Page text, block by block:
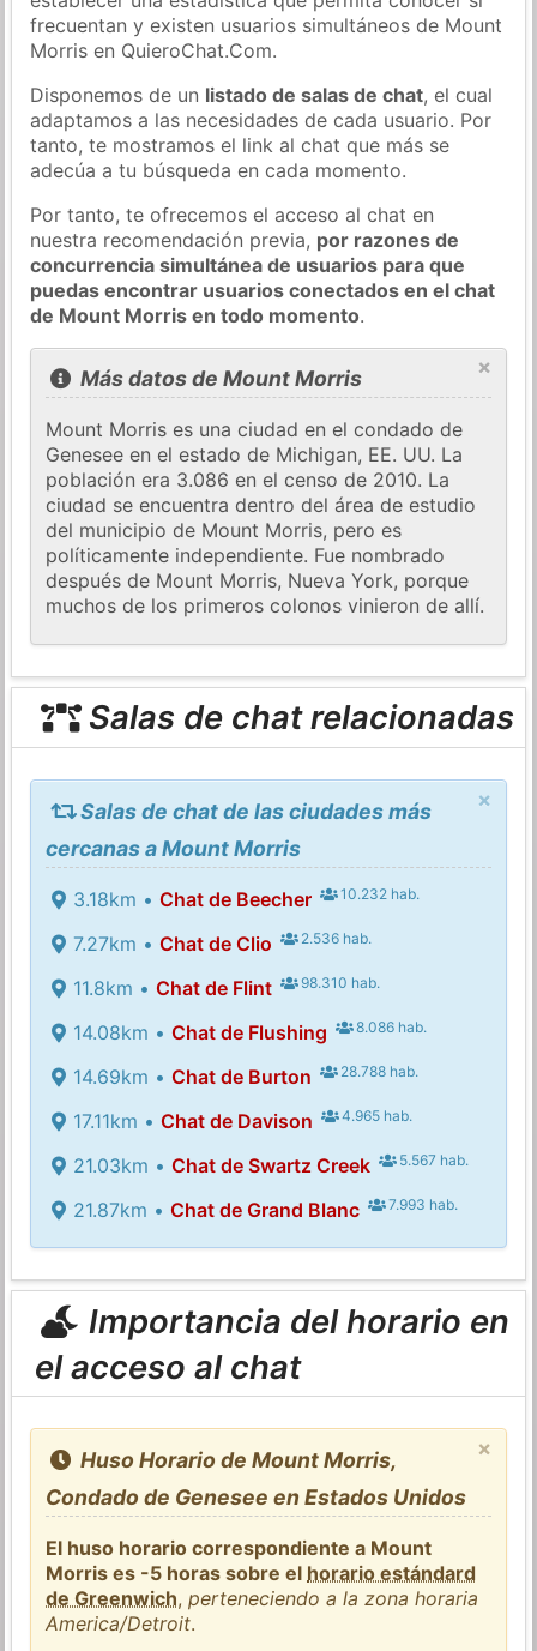
frecuentan y existen usuarios simultáneos de Mount
Morris en QuieroChat.Com.
Disponemos de un listado de salas de chat, el cual
adaptamos a las necesidades de cada usuario. Por
tanto, te mostramos el link al chat que más se
adecúa a tu búsqueda en cada momento.
Por tanto, te ofrecemos el acceso al chat en
nuestra recomendación previa, por razones de
concurrencia simultánea de usuarios para que
puedas encontrar usuarios conectados en el chat
de Mount Morris en todo momento.
×
Más datos de Mount Morris
Mount Morris es una ciudad en el condado de
Genesee en el estado de Michigan, EE. UU. La
población era 3.086 en el censo de 2010. La
ciudad se encuentra dentro del área de estudio
del municipio de Mount Morris, pero es
políticamente independiente. Fue nombrado
después de Mount Morris, Nueva York, porque
muchos de los primeros colonos vinieron de allí.
Salas de chat relacionadas
×
Salas de chat de las ciudades más
cercanas a Mount Morris
3.18km • Chat de Beecher 10.232 hab.
7.27km • Chat de Clio 2.536 hab.
11.8km • Chat de Flint 98.310 hab.
14.08km • Chat de Flushing 8.086 hab.
14.69km • Chat de Burton 28.788 hab.
17.11km • Chat de Davison 4.965 hab.
21.03km • Chat de Swartz Creek 5.567 hab.
21.87km • Chat de Grand Blanc 7.993 hab.
Importancia del horario en
el acceso al chat
×
Huso Horario de Mount Morris,
Condado de Genesee en Estados Unidos
El huso horario correspondiente a Mount
Morris es -5 horas sobre el horario estándard
de Greenwich,perteneciendo a la zona horaria
America/Detroit.